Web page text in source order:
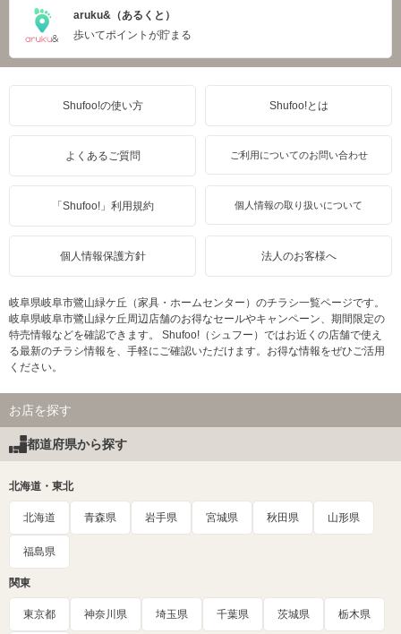
aruku&（あるくと）
歩いてポイントが貯まる
Shufoo!の使い方 Shufoo!とは
よくあるご質問 ご利用についてのお問い合わせ
「Shufoo!」利用規約 個人情報の取り扱いについて
個人情報保護方針 法人のお客様へ
岐阜県岐阜市鷺山緑ケ丘（家具・ホームセンター）のチラシ一覧ページです。
岐阜県岐阜市鷺山緑ケ丘周辺店舗のお得なセールやキャンペーン、期間限定の
特売情報などを確認できます。 Shufoo!（シュフー）ではお近くの店舗で使え
る最新のチラシ情報を、手軽にご確認いただけます。お得な情報をぜひご活用
ください。
お店を探す
都道府県から探す
北海道・東北
北海道 青森県 岩手県 宮城県 秋田県 山形県
福島県
関東
東京都 神奈川県 埼玉県 千葉県 茨城県 栃木県